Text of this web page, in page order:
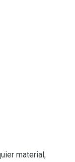
material,